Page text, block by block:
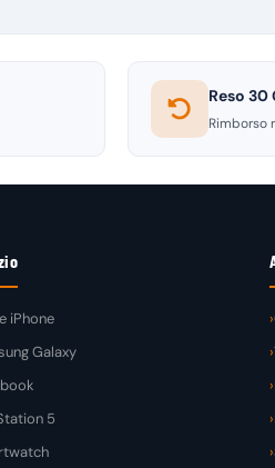
Reso 30
Rimborso
iPhone
Galaxy
5